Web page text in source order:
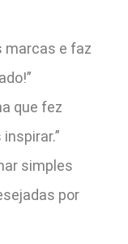
marcas e faz
que fez
simples
por